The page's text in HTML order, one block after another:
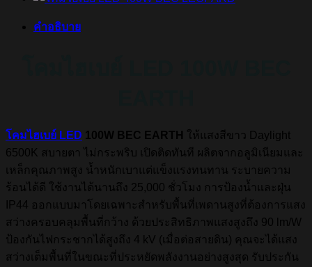
คำอธิบาย
โคมไฮเบย์ LED 100W BEC EARTH ให้แสงสีขาว Daylight
6500K สบายตา ไม่กระพริบ เปิดติดทันที ผลิตจากอลูมิเนียมและ
เหล็กคุณภาพสูง น้ำหนักเบาแต่แข็งแรงทนทาน ระบายความ
ร้อนได้ดี ใช้งานได้นานถึง 25,000 ชั่วโมง การป้องน้ำและฝุ่น
IP44 ออกแบบมาโดยเฉพาะสำหรับพื้นที่เพดานสูงที่ต้องการแสง
สว่างครอบคลุมพื้นที่กว้าง ด้วยประสิทธิภาพแสงสูงถึง 90 lm/W
ป้องกันไฟกระชากได้สูงถึง 4 kV (เมื่อต่อสายดิน) คุณจะได้แสง
สว่างเต็มพื้นที่ในขณะที่ประหยัดพลังงานอย่างสูงสุด รับประกัน